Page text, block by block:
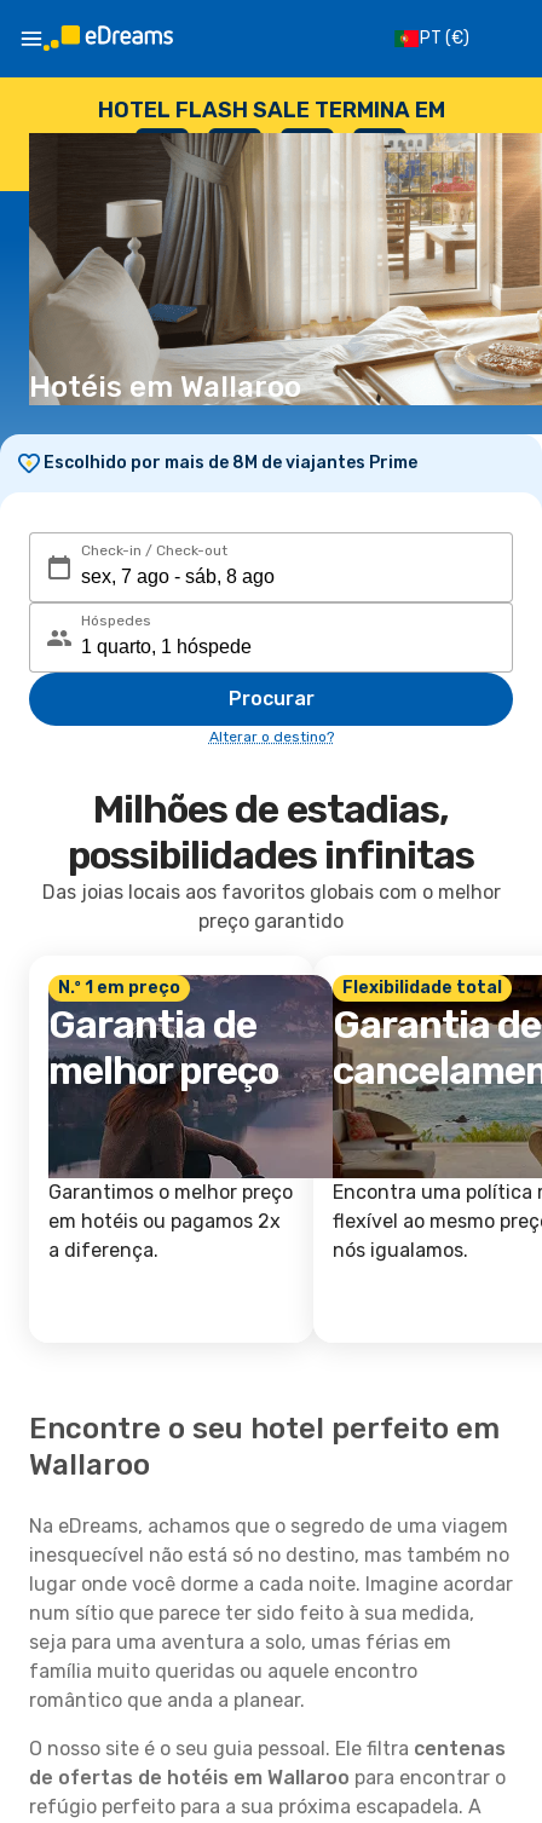
PT (€)
HOTEL FLASH SALE TERMINA EM
--
DIAS
: --
HORAS
: --
SEGUNDOS
Hotéis em Wallaroo
Escolhido por mais de 8M de viajantes Prime
Check-in / Check-out
Hóspedes
Procurar
Alterar o destino?
Milhões de estadias,
possibilidades infinitas
Das joias locais aos favoritos globais com o melhor
preço garantido
N.º 1 em preço
Garantia de
melhor preço
Garantimos o melhor preço
em hotéis ou pagamos 2x
a diferença.
Flexibilidade total
Garantia de
Encontra uma política
flexível ao mesmo
nós igualamos.
Encontre o seu hotel perfeito em
Wallaroo
Na eDreams, achamos que o segredo de uma viagem
inesquecível não está só no destino, mas também no
lugar onde você dorme a cada noite. Imagine acordar
num sítio que parece ter sido feito à sua medida,
seja para uma aventura a solo, umas férias em
família muito queridas ou aquele encontro
romântico que anda a planear.
O nosso site é o seu guia pessoal. Ele filtra centenas
de ofertas de hotéis em Wallaroo para encontrar o
refúgio perfeito para a sua próxima escapadela. A